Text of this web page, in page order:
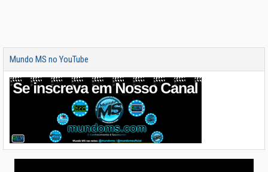
Mundo MS no YouTube